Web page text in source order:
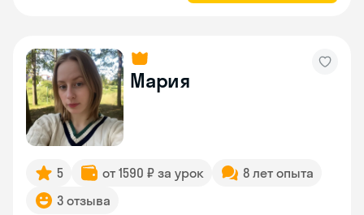
Мария
5 от 1590 ₽ за урок
8 лет опыта
3 отзыва